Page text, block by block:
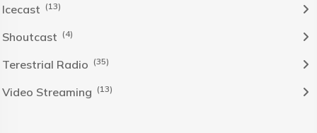
Icecast (13)
Shoutcast (4)
Terestrial Radio (35)
Video Streaming (13)